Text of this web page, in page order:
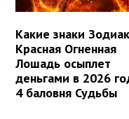
Какие знаки
Красная Огненная
Лошадь осыплет
деньгами в 2026
4 баловня Судьбы